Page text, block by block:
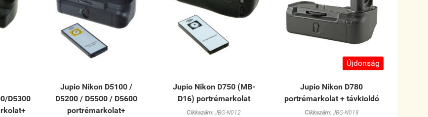
D5300
Jupio Nikon D5100 /
D5200 / D5500 / D5600
portrémarkolat+
Jupio Nikon D750 (MB-
D16) portrémarkolat
Cikkszám: JBG-N012
Újdonság
Jupio Nikon D780
portrémarkolat + távkioldó
Cikkszám:JBG-N018